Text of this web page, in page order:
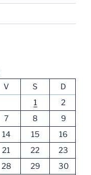
V S
D
1
2
7 8
9
14 15
16
21 22
23
28 29
30